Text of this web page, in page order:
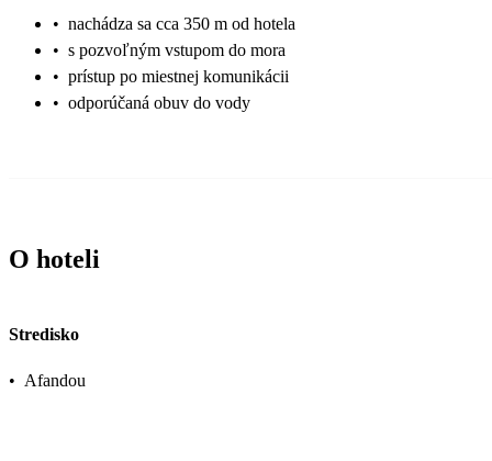
• nachádza sa cca 350 m od hotela
• s pozvoľným vstupom do mora
• prístup po miestnej komunikácii
• odporúčaná obuv do vody
O hoteli
Stredisko
• Afandou